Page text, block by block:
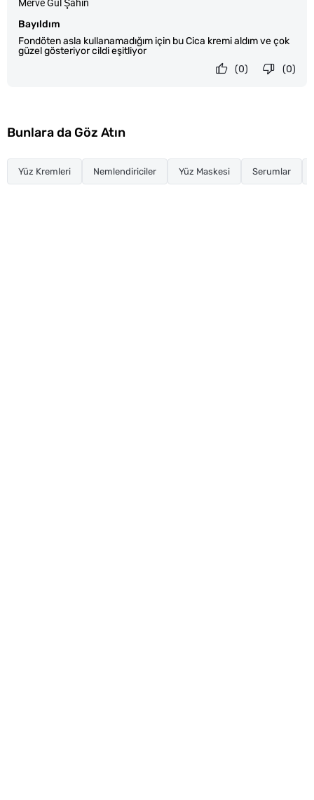
Bayıldım
Fondöten asla kullanamadığım için bu Cica kremi aldım ve çok
güzel gösteriyor cildi eşitliyor
Merve Gül Şahin
(0)
(0)
Bunlara da Göz Atın
Yüz Kremleri Nemlendiriciler Yüz Maskesi Serumlar